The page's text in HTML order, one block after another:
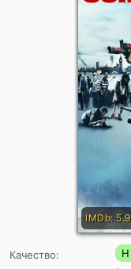
IMDb: 5.9
Качество: